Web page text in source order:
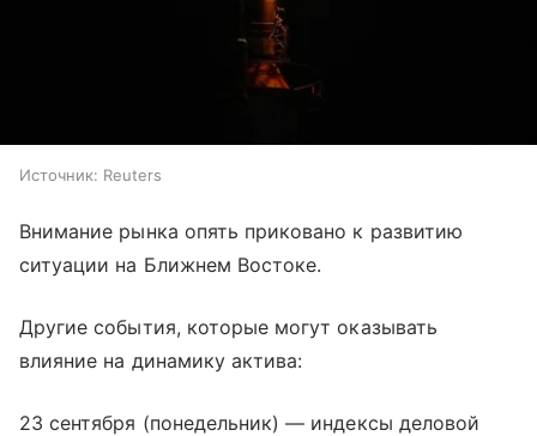
Источник: Reuters
Внимание рынка опять приковано к развитию
ситуации на Ближнем Востоке.
Другие события, которые могут оказывать
влияние на динамику актива:
23 сентября (понедельник) — индексы деловой